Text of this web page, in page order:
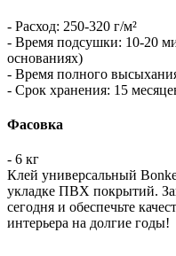
- Расход: 250-320 г/м²
- Время подсушки: 10-20
основаниях)
- Время полного
- Срок хранения: 15
Фасовка
- 6 кг
Клей универсальный
укладке ПВХ покрытий.
сегодня и обеспечьте
интерьера на долгие годы!